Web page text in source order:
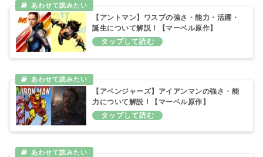
【アントマン】ワスプの強さ・能力・活躍・
誕生について解説！【マーベル原作】
【アベンジャーズ】アイアンマンの強さ・能
力について解説！【マーベル原作】